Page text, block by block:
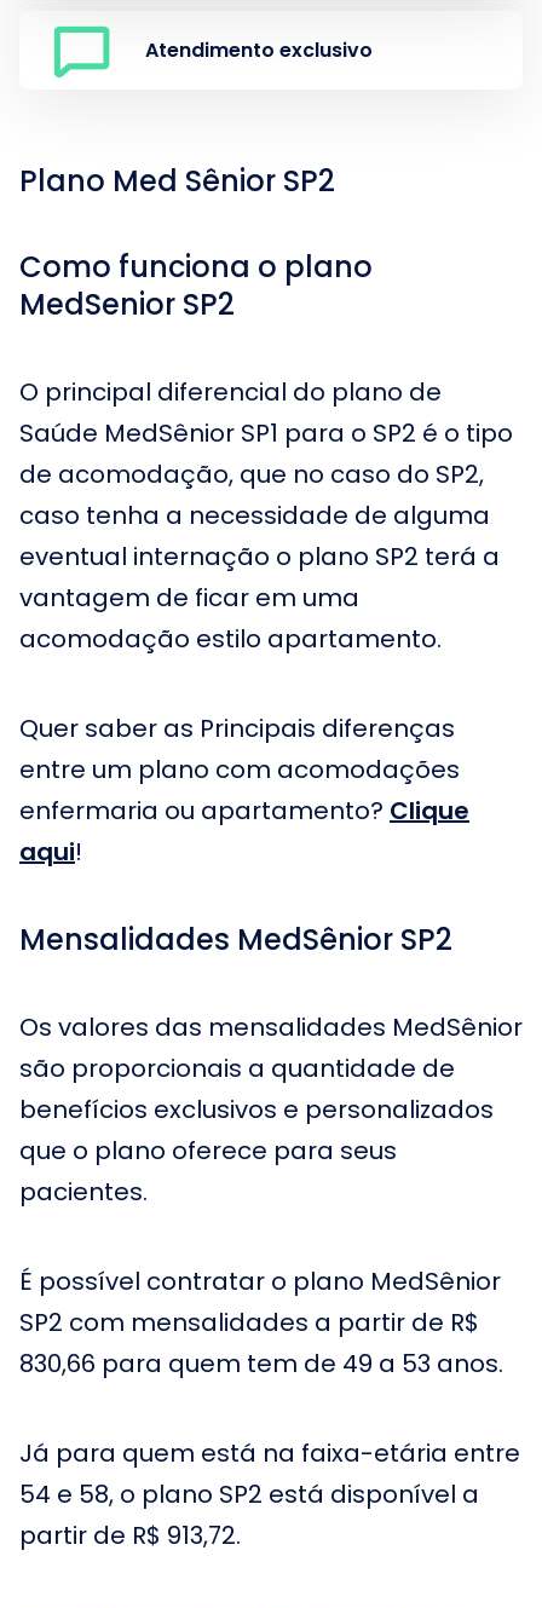
Atendimento exclusivo
Plano Med Sênior SP2
Como funciona o plano
MedSenior SP2
O principal diferencial do plano de
Saúde MedSênior SP1 para o SP2 é o tipo
de acomodação, que no caso do SP2,
caso tenha a necessidade de alguma
eventual internação o plano SP2 terá a
vantagem de ficar em uma
acomodação estilo apartamento.
Quer saber as Principais diferenças
entre um plano com acomodações
enfermaria ou apartamento? Clique
aqui!
Mensalidades MedSênior SP2
Os valores das mensalidades MedSênior
são proporcionais a quantidade de
benefícios exclusivos e personalizados
que o plano oferece para seus
pacientes.
É possível contratar o plano MedSênior
SP2 com mensalidades a partir de R$
830,66 para quem tem de 49 a 53 anos.
Já para quem está na faixa-etária entre
54 e 58, o plano SP2 está disponível a
partir de R$ 913,72.